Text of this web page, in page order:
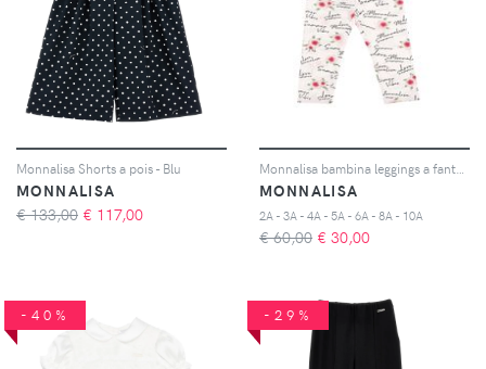
Monnalisa Shorts a pois - Blu
MONNALISA
€ 133,00 € 117,00
MONNALISA
2A - 3A - 4A - 5A - 6A - 8A - 10A
€ 60,00 € 30,00
-40% -29%